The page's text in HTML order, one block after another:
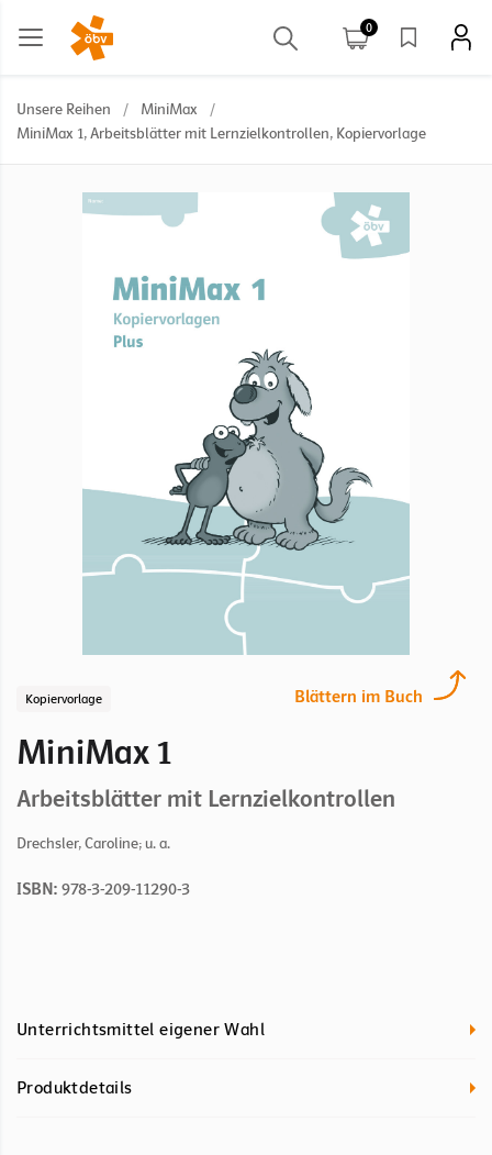
0
Unsere Reihen / MiniMax
/
MiniMax 1, Arbeitsblätter mit Lernzielkontrollen, Kopiervorlage
Blättern im Buch
Kopiervorlage
MiniMax 1
Arbeitsblätter mit Lernzielkontrollen
Drechsler, Caroline; u. a.
ISBN: 978-3-209-11290-3
Unterrichtsmittel eigener Wahl
Produktdetails